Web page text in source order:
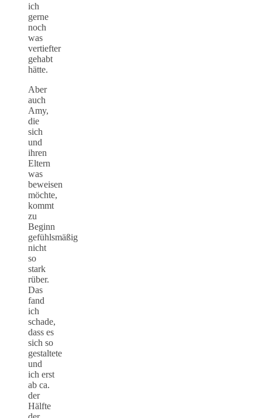
ich
gerne
noch
was
vertiefter
gehabt
hätte.
Aber
auch
Amy,
die
sich
und
ihren
Eltern
was
beweisen
möchte,
kommt
zu
Beginn
gefühlsmäßig
nicht
so
stark
rüber.
Das
fand
ich
schade,
dass es
sich so
gestaltete
und
ich erst
ab ca.
der
Hälfte